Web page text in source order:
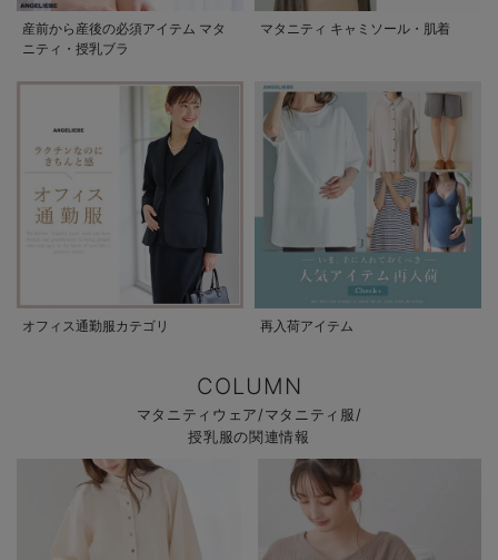
産前から産後の必須アイテム マタ
ニティ・授乳ブラ
マタニティ キャミソール・肌着
オフィス通勤服カテゴリ 再入荷アイテム
COLUMN
マタニティウェア/マタニティ服/
授乳服の関連情報